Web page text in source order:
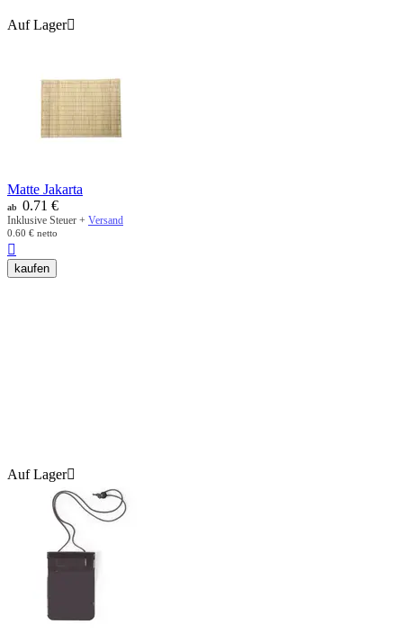
Auf Lager
Matte Jakarta
ab 0.71 €
Inklusive Steuer + Versand
0.60 € netto

kaufen
Auf Lager